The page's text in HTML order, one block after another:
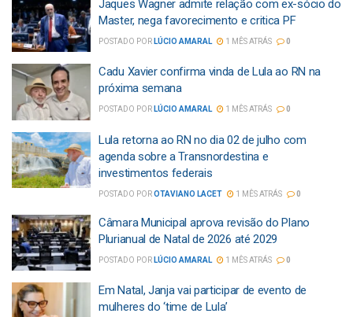
Jaques Wagner admite relação com ex-sócio do
Master, nega favorecimento e critica PF
POSTADO POR LÚCIO AMARAL 1 MÊS ATRÁS 0
Cadu Xavier confirma vinda de Lula ao RN na
próxima semana
POSTADO POR LÚCIO AMARAL 1 MÊS ATRÁS 0
Lula retorna ao RN no dia 02 de julho com
agenda sobre a Transnordestina e
investimentos federais
POSTADO POROTAVIANO LACET 1 MÊS ATRÁS 0
Câmara Municipal aprova revisão do Plano
Plurianual de Natal de 2026 até 2029
POSTADO POR LÚCIO AMARAL 1 MÊS ATRÁS 0
Em Natal, Janja vai participar de evento de
mulheres do ‘time de Lula’